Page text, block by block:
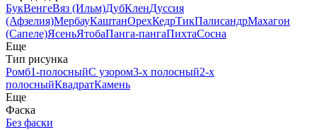
БукВенгеВяз (Ильм)ДубКленДуссия
(Афзелия)МербауКаштанОрехКедрТикПалисандрМахагон
(Сапеле)ЯсеньЯтобаПанга-пангаПихтаСосна
Еще
Тип рисунка
Ромб1-полосныйС узором3-х полосный2-х
полосныйКвадратКамень
Еще
Фаска
Без фаски